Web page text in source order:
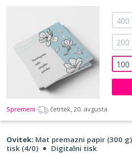
100
200
400
Spremeni četrtek, 20. avgusta
Ovitek: Mat premazni papir (300 g)
tisk (4/0)
Digitalni tisk